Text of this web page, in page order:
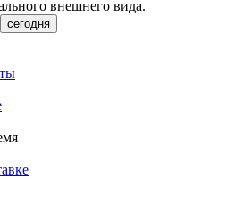
внешнего вида.
сегодня